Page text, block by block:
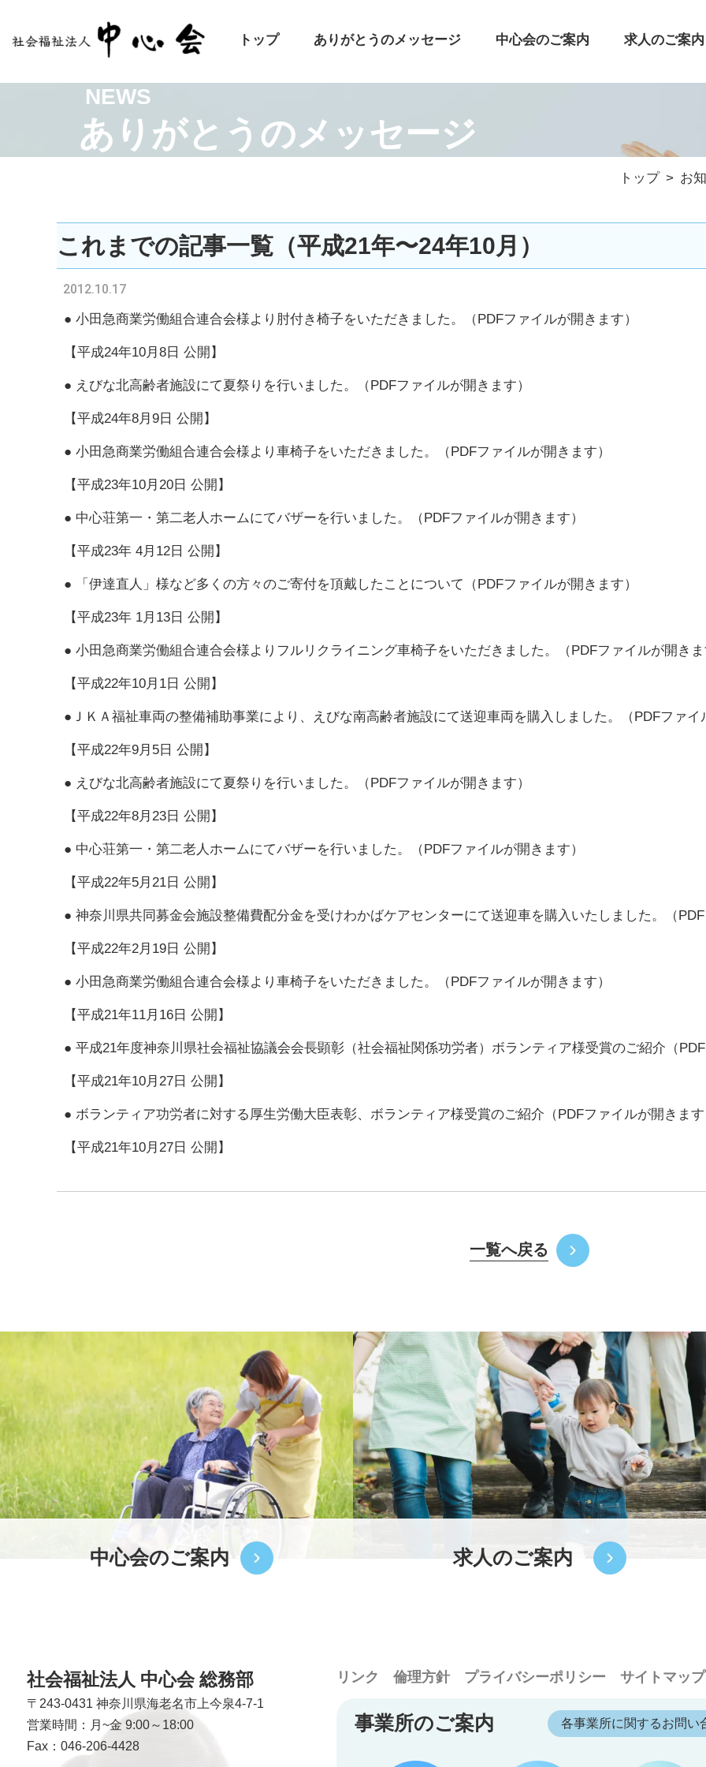
トップ ありがとうのメッセージ 中心会のご案内 求人のご案内
NEWS
ありがとうのメッセージ
トップ お
これまでの記事一覧（平成21年〜24年10月）
2012.10.17
● 小田急商業労働組合連合会様より肘付き椅子をいただきました。 （PDFファイルが開きます）
【平成24年10月8日 公開】
● えびな北高齢者施設にて夏祭りを行いました。 （PDFファイルが開きます）
【平成24年8月9日 公開】
● 小田急商業労働組合連合会様より車椅子をいただきました。 （PDFファイルが開きます）
【平成23年10月20日 公開】
● 中心荘第一・第二老人ホームにてバザーを行いました。 （PDFファイルが開きます）
【平成23年 4月12日 公開】
● 「伊達直人」様など多くの方々のご寄付を頂戴したことについて （PDFファイルが開きます）
【平成23年 1月13日 公開】
● 小田急商業労働組合連合会様よりフルリクライニング車椅子をいただきました。 （PDFファイルが開き
【平成22年10月1日 公開】
● ＪＫＡ福祉車両の整備補助事業により、えびな南高齢者施設にて送迎車両を購入しました。 （PDFファ
【平成22年9月5日 公開】
● えびな北高齢者施設にて夏祭りを行いました。 （PDFファイルが開きます）
【平成22年8月23日 公開】
● 中心荘第一・第二老人ホームにてバザーを行いました。 （PDFファイルが開きます）
【平成22年5月21日 公開】
● 神奈川県共同募金会施設整備費配分金を受けわかばケアセンターにて送迎車を購入いたしました。 （
【平成22年2月19日 公開】
● 小田急商業労働組合連合会様より車椅子をいただきました。 （PDFファイルが開きます）
【平成21年11月16日 公開】
● 平成21年度神奈川県社会福祉協議会会長顕彰（社会福祉関係功労者）ボランティア様受賞のご紹介 （
【平成21年10月27日 公開】
● ボランティア功労者に対する厚生労働大臣表彰、ボランティア様受賞のご紹介 （PDFファイルが開きま
【平成21年10月27日 公開】
一覧へ戻る
中心会のご案内 求人のご案内
社会福祉法人 中心会 総務部
〒243-0431 神奈川県海老名市上今泉4-7-1
営業時間：月~金 9:00～18:00
Fax：046-206-4428
リンク 倫理方針 プライバシーポリシー サイトマップ
事業所のご案内 各事業所に関するお問い